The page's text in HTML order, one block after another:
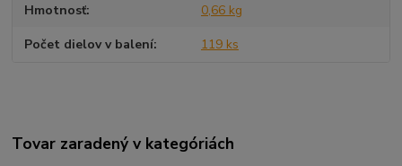
Hmotnosť 0,66 kg
Počet dielov v balení 119 ks
Tovar zaradený v kategóriách